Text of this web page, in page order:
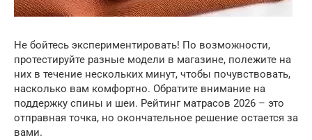
Не бойтесь экспериментировать! По возможности,
протестируйте разные модели в магазине, полежите на
них в течение нескольких минут, чтобы почувствовать,
насколько вам комфортно. Обратите внимание на
поддержку спины и шеи. Рейтинг матрасов 2026 – это
отправная точка, но окончательное решение остается за
вами.